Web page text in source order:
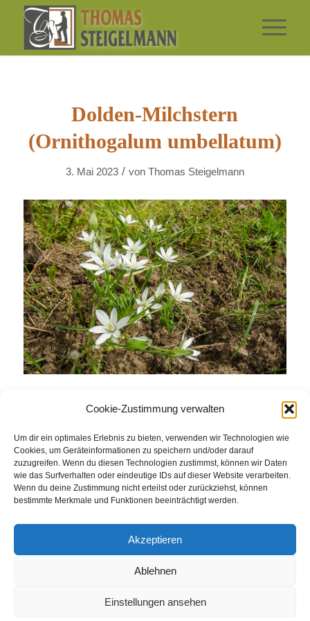
Cookie-Zustimmung verwalten
Um dir ein optimales Erlebnis zu bieten, verwenden wir Technologien wie
Cookies, um Geräteinformationen zu speichern und/oder darauf
zuzugreifen. Wenn du diesen Technologien zustimmst, können wir Daten
wie das Surfverhalten oder eindeutige IDs auf dieser Website verarbeiten.
Wenn du deine Zustimmung nicht erteilst oder zurückziehst, können
bestimmte Merkmale und Funktionen beeinträchtigt werden.
Akzeptieren
Ablehnen
Einstellungen ansehen
Dolden-Milchstern
(Ornithogalum umbellatum)
3. Mai 2023 / von Thomas Steigelmann
WEINGUT SHOP FEWOS